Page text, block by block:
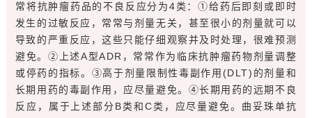
常将抗肿瘤药品的不良反应分为4类：①给药后即刻或即时
发生的过敏反应，常常与剂量无关，甚至很小的剂量就可以
导致的严重反应，这些只能仔细观察并及时处理，很难预测
避免。②上述A型ADR，常常作为临床抗肿瘤药物剂量调整
或停药的指标。③高于剂量限制性毒副作用(DLT)的剂量和
长期用药的毒副作用，应尽量避免。④长期用药的远期不良
反应，属于上述部分B类和C类，应尽量避免。曲妥珠单抗